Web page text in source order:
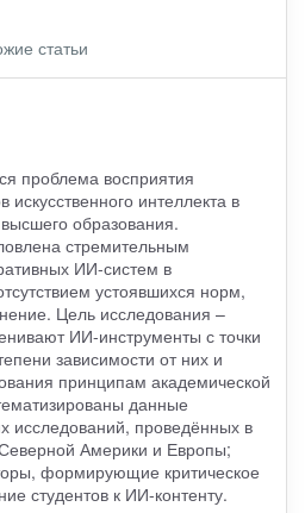
статьи
проблема восприятия
искусственного интеллекта в
образования.
стремительным
ИИ-систем в
устоявшихся норм,
Цель исследования –
ИИ-инструменты с точки
зависимости от них и
принципам академической
данные
исследований, проведённых в
Америки и Европы;
формирующие критическое
студентов к ИИ-контенту.